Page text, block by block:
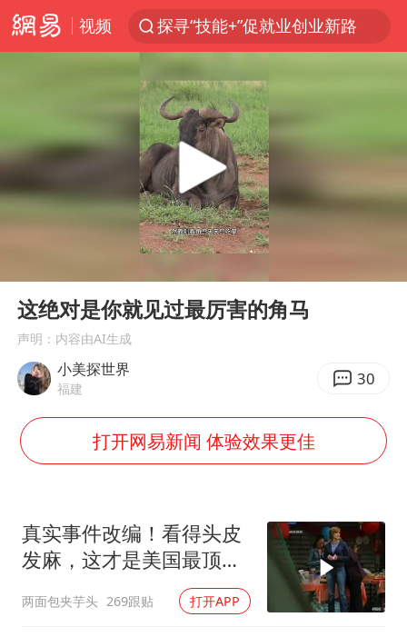
视频
探寻“技能+”促就业创业新路
印度暴发金迪普拉病毒
美国退回1000亿美元关税
“事业单位招聘不是人情买卖”
山东财大教授刘海明逝世 终年38岁
要给全体职工“应休尽休”的底气
余承东口误将24999元电脑报成2499
小伙靠AI减肥 45天瘦40斤进了ICU
总书记关心百姓身边这些民生大事
Play
这绝对是你就见过最厉害的角马
声明：内容由AI生成
小美探世界
福建 30
打开网易新闻 体验效果更佳
真实事件改编！看得头皮
发麻，这才是美国最顶级
两面包夹芋头 269跟贴 打开APP